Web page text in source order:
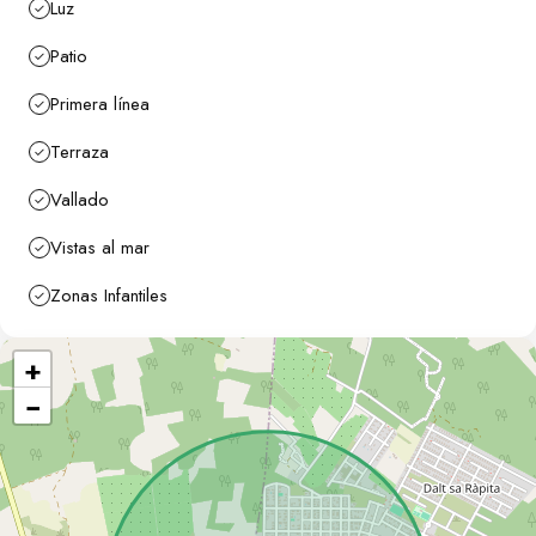
Luz
Patio
Primera línea
Terraza
Vallado
Vistas al mar
Zonas Infantiles
+
−